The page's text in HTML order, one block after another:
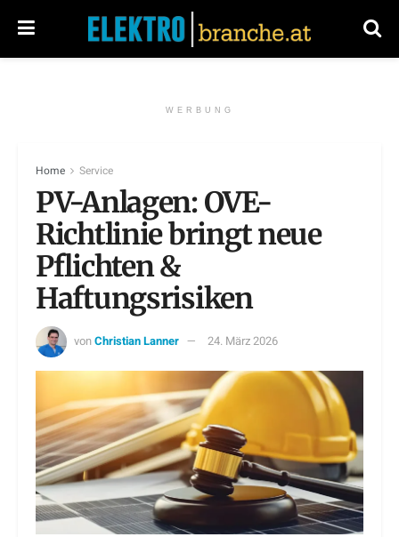
WERBUNG
Home Service
PV-Anlagen: OVE-
Richtlinie bringt neue
Pflichten &
Haftungsrisiken
vonChristian Lanner 24. März 2026